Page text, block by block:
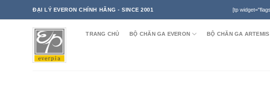
ĐẠI LÝ EVERON CHÍNH HÃNG - SINCE 2001 [tp
TRANG CHỦ BỘ CHĂN GA EVERON BỘ CHĂN GA ARTEMIS